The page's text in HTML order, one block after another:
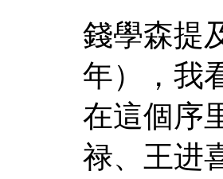
錢學森提
年），我
在這個序
禄、王进